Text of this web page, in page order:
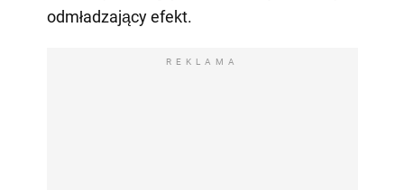
odmładzający efekt.
REKLAMA